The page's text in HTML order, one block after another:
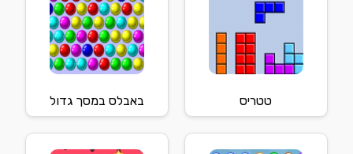
טטריס באבלס במסך גדול